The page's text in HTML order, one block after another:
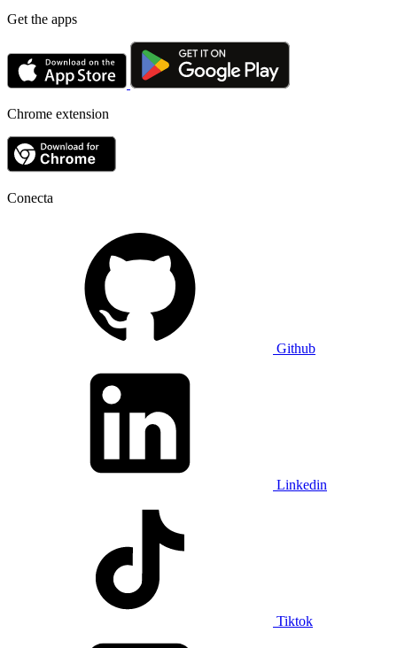
Get the apps
Chrome extension
Conecta
Github
Linkedin
Tiktok